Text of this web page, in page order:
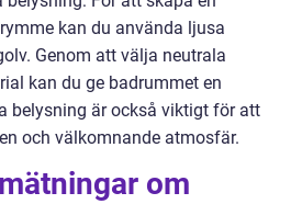
kan du använda ljusa
Genom att välja neutrala
kan du ge badrummet en
belysning är också viktigt för att
och välkomnande atmosfär.
om